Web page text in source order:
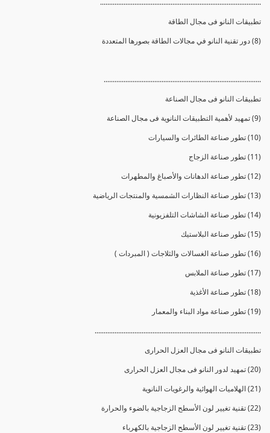
تطبيقات النانو فى مجال الطاقة
(8) دور تقنية النانو في مجالات الطاقة بصورها المتعددة
.......................................................................................
تطبيقات النانو فى مجال الصناعة
(9) تمهيد لأهمية التطبيقات النانوية فى مجال الصناعة
(10) تطور صناعة الطائرات والسيارات
(11) تطور صناعة الزجاج
(12) تطور صناعة الدهانات والأصباغ والمطهرات
(13) تطور صناعة النظارات الشمسية والمنتجات الرياضية
(14) تطور صناعة الشاشات التلفزيونية
(15) تطور صناعة البلاستيك
(16) تطور صناعة الغسالات والثلاجات ( المبردات )
(17) تطور صناعة الملابس
(18) تطور صناعة الأغذية
(19) تطور صناعة مواد البناء والمعمار
............................................................................................
تطبيقات النانو فى مجال العزل الحرارى
(20) تمهيد لدور النانو فى مجال العزل الحرارى
(21) الهلاميات الهوائية والرغويات النانوية
(22) تقنية تغيير لون الأسطح الزجاجية بالضوء والحرارة
(23) تقنية تغيير لون الأسطح الزجاجية بالكهرباء